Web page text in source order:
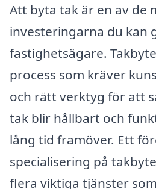
Att byta tak är en av de
investeringarna du kan
fastighetsägare.
process som kräver
och rätt verktyg för att
tak blir hållbart och
lång tid framöver. Ett
specialisering på
flera viktiga tjänster